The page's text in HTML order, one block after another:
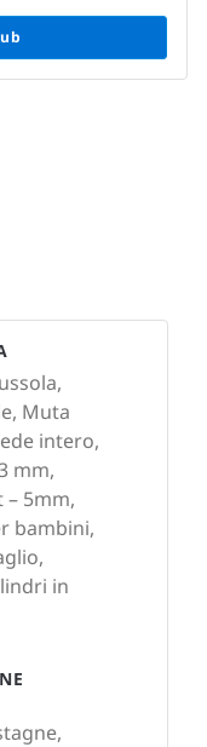
Muta
intero,
mm,
– 5mm,
bambini,
in